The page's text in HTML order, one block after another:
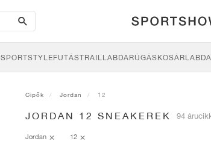
search-
btn
SPORTSTYLEFUTÁSTRAILLABDARÚGÁSKOSÁRLABDA
Cipők Jordan 12
JORDAN 12 SNEAKEREK 94
Jordan 12